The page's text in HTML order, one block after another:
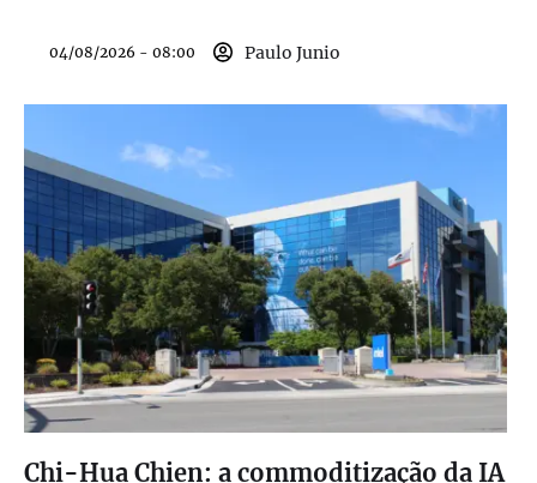
04/08/2026 - 08:00 Paulo Junio
Chi-Hua Chien: a commoditização da IA